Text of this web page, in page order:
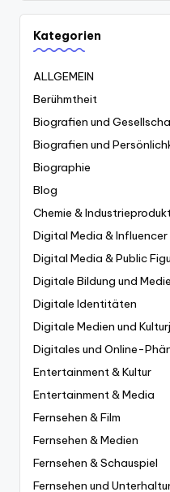
Kategorien
ALLGEMEIN
Berühmtheit
Biografien und
Biografien und
Biographie
Blog
Chemie &
Digital Media & Influencer
Digital Media & Public
Digitale Bildung und
Digitale Identitäten
Digitale Medien und
Digitales und Online-
Entertainment & Kultur
Entertainment & Media
Fernsehen & Film
Fernsehen & Medien
Fernsehen & Schauspiel
Fernsehen und